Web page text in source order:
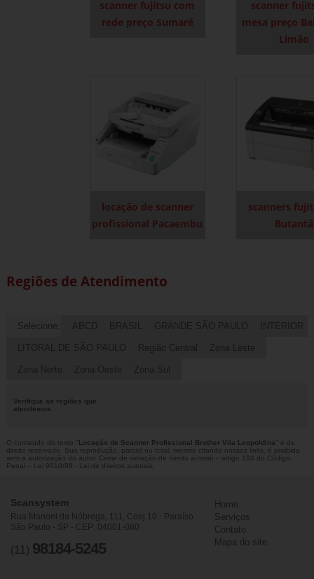
scanner fujitsu com
rede preço Sumaré
scanner
mesa preço
Limão
locação de scanner
profissional Pacaembu
scanners
Butantã
Regiões de Atendimento
Selecione: ABCD BRASIL GRANDE SÃO PAULO INTERIOR
LITORAL DE SÃO PAULO Região Central Zona Leste
Zona Norte Zona Oeste Zona Sul
Verifique as regiões que
atendemos
O conteúdo do texto " Locação de Scanner Profissional Brother Vila Leopoldina " é de
direito reservado. Sua reprodução, parcial ou total, mesmo citando nossos links, é proibida
sem a autorização do autor. Crime de violação de direito autoral – artigo 184 do Código
Penal –
Lei 9610/98 - Lei de direitos autorais
Scansystem
Rua Manoel da Nóbrega, 111, Conj 10 - Paraíso
São Paulo - SP - CEP: 04001-080
(11) 98184-5245
Home
Serviços
Contato
Mapa do site